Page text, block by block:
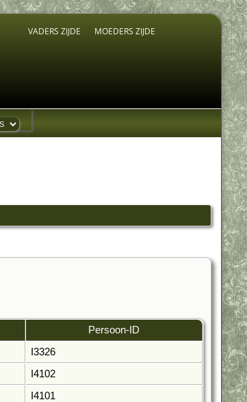
VADERS ZIJDE MOEDERS ZIJDE
Persoon-ID
I3326
I4102
I4101